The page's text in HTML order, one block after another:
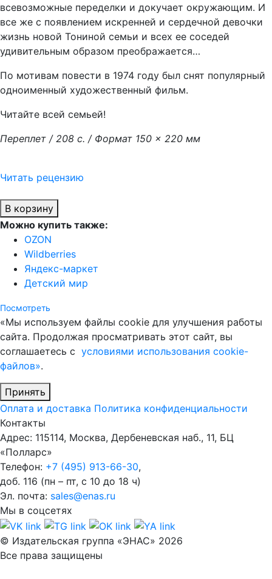
всевозможные переделки и докучает окружающим. И
все же с появлением искренней и сердечной девочки
жизнь новой Тониной семьи и всех ее соседей
удивительным образом преображается…
По мотивам повести в 1974 году был снят популярный
одноименный художественный фильм.
Читайте всей семьей!
Переплет / 208 с. / Формат 150 × 220 мм
Читать рецензию
В корзину
Можно купить также:
OZON
Wildberries
Яндекс-маркет
Детский мир
Посмотреть
«Мы используем файлы cookie для улучшения работы
сайта. Продолжая просматривать этот сайт, вы
соглашаетесь с условиями использования cookie-
файлов».
Принять
Оплата и доставка Политика конфиденциальности
Контакты
Адрес: 115114, Москва, Дербеневская наб., 11, БЦ
«Полларс»
Телефон: +7 (495) 913-66-30,
доб. 116 (пн – пт, с 10 до 18 ч)
Эл. почта: sales@enas.ru
Мы в соцсетях
© Издательская группа «ЭНАС» 2026
Все права защищены